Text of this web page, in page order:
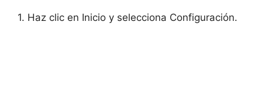
1. Haz clic en Inicio y selecciona Configuración.